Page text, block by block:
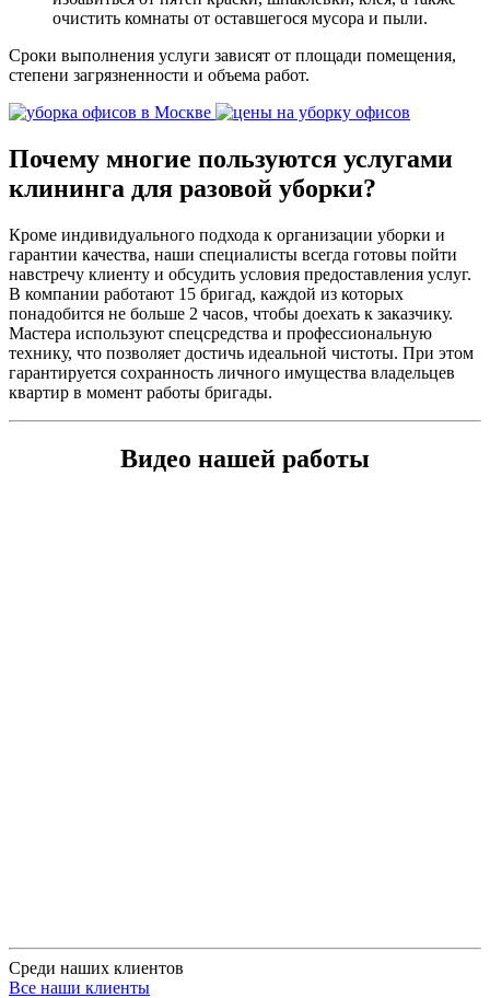
очистить комнаты от оставшегося мусора и пыли.
Сроки выполнения услуги зависят от площади помещения,
степени загрязненности и объема работ.
Почему многие пользуются услугами
клининга для разовой уборки?
Кроме индивидуального подхода к организации уборки и
гарантии качества, наши специалисты всегда готовы пойти
навстречу клиенту и обсудить условия предоставления услуг.
В компании работают 15 бригад, каждой из которых
понадобится не больше 2 часов, чтобы доехать к заказчику.
Мастера используют спецсредства и профессиональную
технику, что позволяет достичь идеальной чистоты. При этом
гарантируется сохранность личного имущества владельцев
квартир в момент работы бригады.
Видео нашей работы
Среди наших клиентов
Все наши клиенты